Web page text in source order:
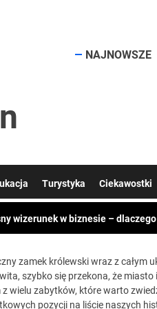
NAJNOWSZE
Turystyka Ciekawostki
wizerunek w biznesie –
przemysłowe cięcia
na ocieplenie domu?
klientów z Google? Postaw na
zamek królewski wraz z całym
szybko się przekona, że miasto
wielu zabytków, które warto
pozycji na liście naszych